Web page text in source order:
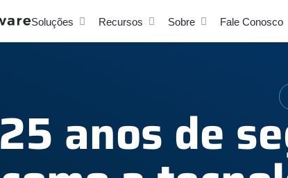
Soluções Recursos Sobre Fale Conosco
25 anos de